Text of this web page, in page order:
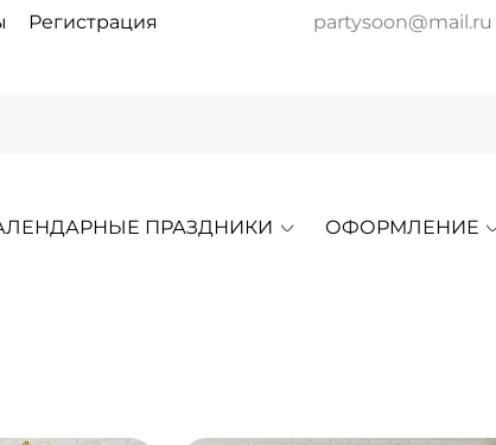
Регистрация partysoon@mail.ru
ПРАЗДНИКИ ОФОРМЛЕНИЕ